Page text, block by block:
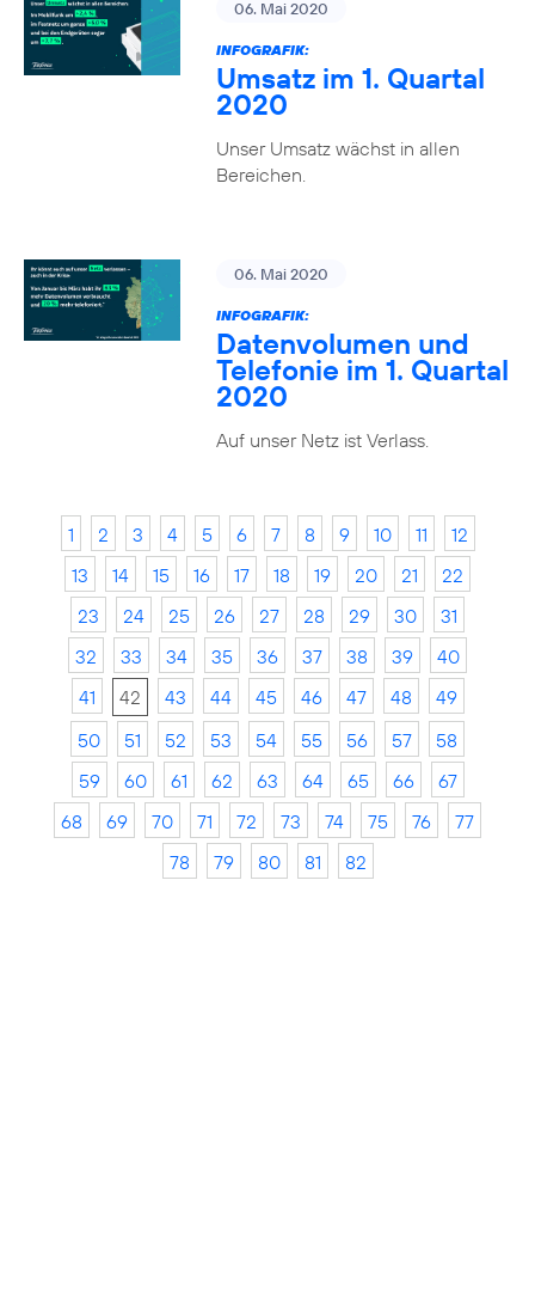
06. Mai 2020
INFOGRAFIK:
Umsatz im 1. Quartal
2020
Unser Umsatz wächst in allen
Bereichen.
06. Mai 2020
INFOGRAFIK:
Datenvolumen und
Telefonie im 1. Quartal
2020
Auf unser Netz ist Verlass.
1 2 3 4 5 6 7 8 9 10 11
12
13
14 15 16 17 18 19 20 21
22
23
24 25 26 27 28 29 30
31
32
33 34 35 36 37 38 39
40
41
42 43 44 45 46 47 48
49
50
51 52 53 54 55 56 57
58
59
60 61 62 63 64 65 66
67
68
69 70 71 72 73 74 75 76
77
78
79 80 81 82